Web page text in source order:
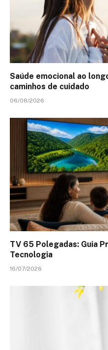
Saúde emocional ao
caminhos de cuidado
06/08/2026
TV 65 Polegadas: Guia
Tecnologia
16/07/2026